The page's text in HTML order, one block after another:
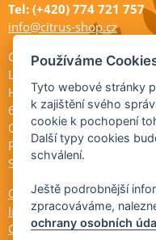
Tel: (+420) 774 721 757
info@citrus-shop.cz
Citrus shop zahradnictví
Legionářů 2
Hodonín
695 01
Otevřeno:
Po-Pá 9-17
So 9-11:30
Ochrana osobních údajů
Informace ÚKZÚZ
Cookies
Používáme
Tyto webové stránky
k zajištění svého
cookie k pochopení
Další typy cookies
schválení.
Ještě podrobnější
zpracováváme,
ochrany osobních